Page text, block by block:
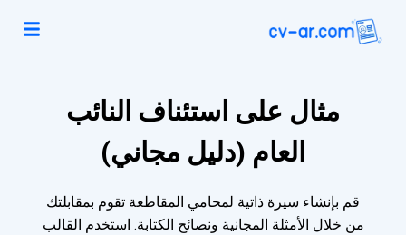
مثال على استئناف النائب
العام (دليل مجاني)
قم بإنشاء سيرة ذاتية لمحامي المقاطعة تقوم بمقابلتك
من خلال الأمثلة المجانية ونصائح الكتابة. استخدم القالب